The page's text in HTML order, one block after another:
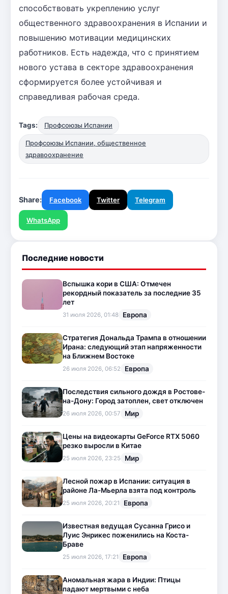
способствовать укреплению услуг
общественного здравоохранения в Испании и
повышению мотивации медицинских
работников. Есть надежда, что с принятием
нового устава в секторе здравоохранения
сформируется более устойчивая и
справедливая рабочая среда.
Tags: Профсоюзы Испании
Профсоюзы Испании, общественное
здравоохранение
Share: Facebook Twitter Telegram
WhatsApp
Последние новости
Вспышка кори в США: Отмечен
рекордный показатель за последние 35
лет
31 июля 2026, 01:48 Европа
Стратегия Дональда Трампа в отношении
Ирана: следующий этап напряженности
на Ближнем Востоке
26 июля 2026, 06:52 Европа
Последствия сильного дождя в Ростове-
на-Дону: Город затоплен, свет отключен
26 июля 2026, 00:57 Мир
Цены на видеокарты GeForce RTX 5060
резко выросли в Китае
25 июля 2026, 23:25 Мир
Лесной пожар в Испании: ситуация в
районе Ла-Мьерла взята под контроль
25 июля 2026, 20:21 Европа
Известная ведущая Сусанна Грисо и
Луис Энрикес поженились на Коста-
Браве
25 июля 2026, 17:21 Европа
Аномальная жара в Индии: Птицы
падают мертвыми с неба